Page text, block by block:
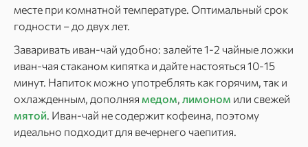
месте при комнатной температуре. Оптимальный срок
годности – до двух лет.
Заваривать иван-чай удобно: залейте 1-2 чайные ложки
иван-чая стаканом кипятка и дайте настояться 10-15
минут. Напиток можно употреблять как горячим, так и
охлажденным, дополняя медом, лимоном или свежей
мятой. Иван-чай не содержит кофеина, поэтому
идеально подходит для вечернего чаепития.